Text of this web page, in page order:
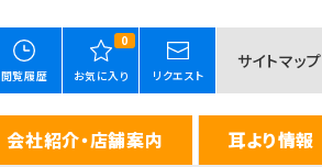
閲覧履歴
0
お気に入り リクエスト
サイトマップ
会社紹介・店舗案内 耳より情報